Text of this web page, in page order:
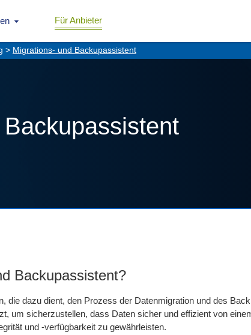
Für Anbieter
> Migrations- und Backupassistent
Backupassistent?
die dazu dient, den Prozess der Datenmigration und des
um sicherzustellen, dass Daten sicher und effizient von
und -verfügbarkeit zu gewährleisten.